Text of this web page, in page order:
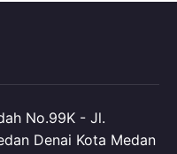
No.99K - Jl.
Denai Kota Medan